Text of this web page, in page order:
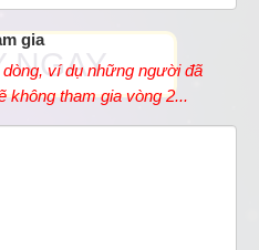
NGAY
gia
ví dụ những người đã
không tham gia vòng 2...